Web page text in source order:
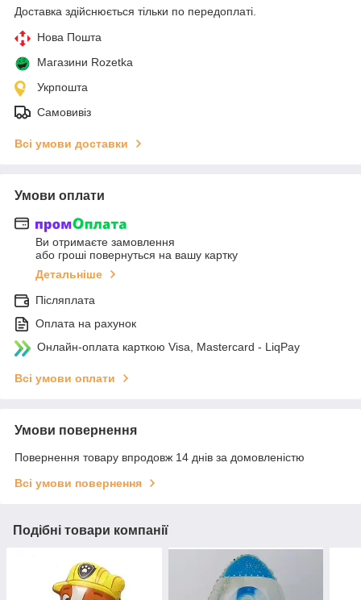
Доставка здійснюється тільки по передоплаті.
Нова Пошта
Магазини Rozetka
Укрпошта
Самовивіз
Всі умови доставки
Умови оплати
Ви отримаєте замовлення
або гроші повернуться на вашу картку
Детальніше
Післяплата
Оплата на рахунок
Онлайн-оплата карткою Visa, Mastercard - LiqPay
Всі умови оплати
Умови повернення
Повернення товару впродовж 14 днів за домовленістю
Всі умови повернення
Подібні товари компанії